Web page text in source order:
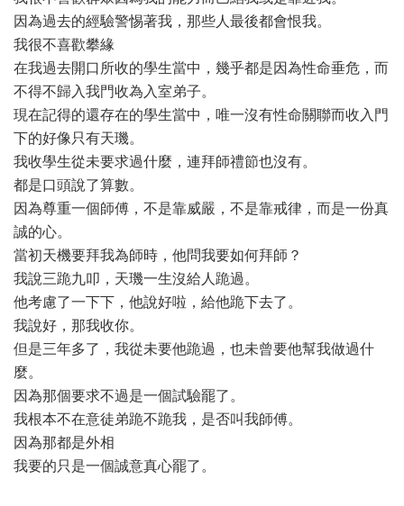
因為過去的經驗警惕著我，那些人最後都會恨我。
我很不喜歡攀緣
在我過去開口所收的學生當中，幾乎都是因為性命垂危，而
不得不歸入我門收為入室弟子。
現在記得的還存在的學生當中，唯一沒有性命關聯而收入門
下的好像只有天璣。
我收學生從未要求過什麼，連拜師禮節也沒有。
都是口頭說了算數。
因為尊重一個師傅，不是靠威嚴，不是靠戒律，而是一份真
誠的心。
當初天機要拜我為師時，他問我要如何拜師？
我說三跪九叩，天璣一生沒給人跪過。
他考慮了一下下，他說好啦，給他跪下去了。
我說好，那我收你。
但是三年多了，我從未要他跪過，也未曾要他幫我做過什
麼。
因為那個要求不過是一個試驗罷了。
我根本不在意徒弟跪不跪我，是否叫我師傅。
因為那都是外相
我要的只是一個誠意真心罷了。